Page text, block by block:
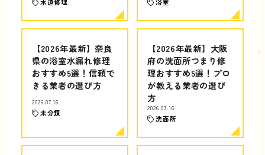
水道修理 浴室
【2026年最新】奈良
県の浴室水漏れ修理
おすすめ5選！信頼で
きる業者の選び方
2026.07.16
未分類
【2026年最新】大阪
府の洗面所つまり修
理おすすめ5選！プロ
が教える業者の選び
方
2026.07.16
洗面所